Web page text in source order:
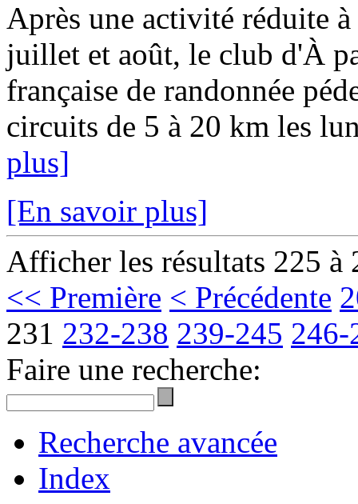
Après une activité réduite
juillet et août, le club d'À
française de randonnée
circuits de 5 à 20 km les
plus]
[En savoir plus]
Afficher les résultats 225 à
<< Première < Précédente
231 232-238 239-245 246-
Faire une recherche:
Recherche avancée
Index